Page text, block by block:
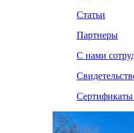
Статьи
Партнеры
С нами
Сертификаты